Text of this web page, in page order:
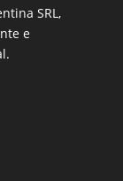
SRL,
e